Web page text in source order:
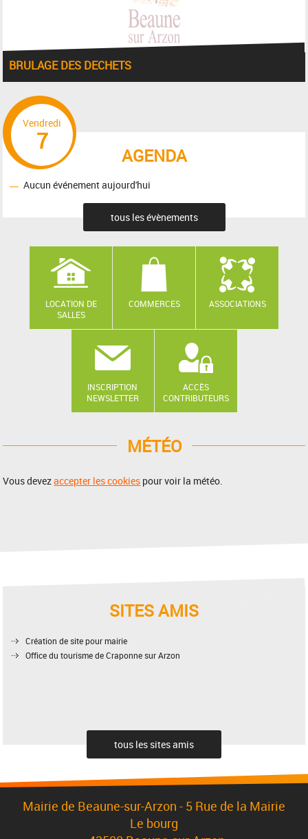
BRULAGE DES DECHETS
AGENDA
Vendredi
7
Aucun événement aujourd'hui
tous les évènements
LOCATION DE
SALLES
COMMERCES ASSOCIATIONS
INSCRIPTION
NEWSLETTER
ACCÈS
CONTRIBUTEURS
MÉTÉO
Vous devezaccepter les cookies pour voir la météo.
SITES AMIS
Création de site pour mairie
Office du tourisme de Craponne sur Arzon
tous les sites amis
Mairie de Beaune-sur-Arzon - 5 Rue de la Mairie
Le bourg